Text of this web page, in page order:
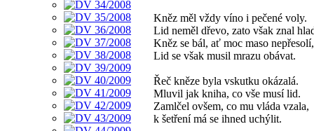
Kněz měl vždy víno i pečené voly.
Lid neměl dřevo, zato však znal
Kněz se bál, ať moc maso nepřesolí,
Lid se však musil mrazu obávat.
Řeč kněze byla vskutku okázalá.
Mluvil jak kniha, co vše musí lid.
Zamlčel ovšem, co mu vláda vzala,
k šetření má se ihned uchýlit.